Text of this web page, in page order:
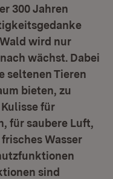
300 Jahren
wird nur
wächst. Dabei
seltenen Tieren
bieten, zu
für
für saubere Luft,
Wasser
sind